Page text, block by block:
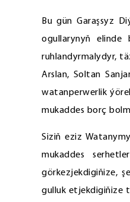
Bu gün Garaşsyz
ogullarynyň
ruhlandyrmalydyr,
Arslan, Soltan
watanperwerlik
mukaddes borç
Siziň eziz
mukaddes
görkezjekdigiňize,
gulluk etjekdigiňize